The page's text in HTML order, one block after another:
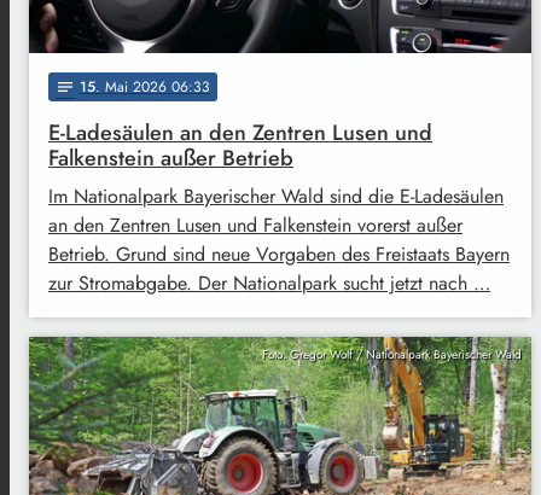
notes 15. Mai 2026 06:33
E-Ladesäulen an den Zentren Lusen und
Falkenstein außer Betrieb
Im Nationalpark Bayerischer Wald sind die E-Ladesäulen
an den Zentren Lusen und Falkenstein vorerst außer
Betrieb. Grund sind neue Vorgaben des Freistaats Bayern
zur Stromabgabe. Der Nationalpark sucht jetzt nach …
Foto: Gregor Wolf / Nationalpark Bayerischer Wald